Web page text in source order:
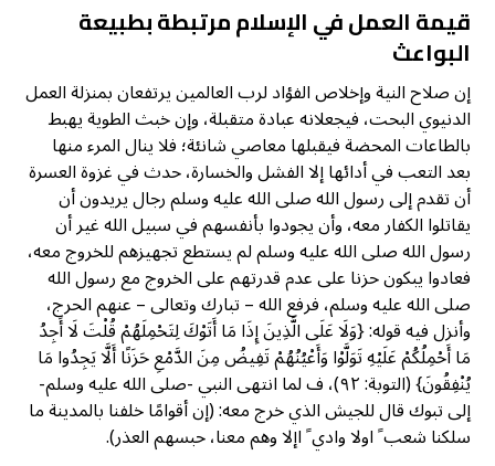
قيمة العمل في الإسلام مرتبطة بطبيعة
البواعث
إن صلاح النية وإخلاص الفؤاد لرب العالمين يرتفعان بمنزلة العمل
الدنيوي البحت، فيجعلانه عبادة متقبلة، وإن خبث الطوية يهبط
بالطاعات المحضة فيقبلها معاصي شانئة؛ فلا ينال المرء منها
بعد التعب في أدائها إلا الفشل والخسارة، حدث في غزوة العسرة
أن تقدم إلى رسول الله صلى الله عليه وسلم رجال يريدون أن
يقاتلوا الكفار معه، وأن يجودوا بأنفسهم في سبيل الله غير أن
رسول الله صلى الله عليه وسلم لم يستطع تجهيزهم للخروج معه،
فعادوا يبكون حزنا على عدم قدرتهم على الخروج مع رسول الله
صلى الله عليه وسلم، فرفع الله – تبارك وتعالى – عنهم الحرج،
وأنزل فيه قوله: {وَلَا عَلَى الَّذِينَ إِذَا مَا أَتَوْكَ لِتَحْمِلَهُمْ قُلْتَ لَا أَجِدُ
مَا أَحْمِلُكُمْ عَلَيْهِ تَوَلَّوْا وَأَعْيُنُهُمْ تَفِيضُ مِنَ الدَّمْعِ حَزَنًا أَلَّا يَجِدُوا مَا
يُنْفِقُونَ} (التوبة: ٩٢)، ف لما انتهى النبي -صلى الله عليه وسلم-
إلى تبوك قال للجيش الذي خرج معه: (إن أقوامًا خلفنا بالمدينة ما
سلكنا شعب ً اولا وادي ً اإلا وهم معنا، حبسهم العذر).